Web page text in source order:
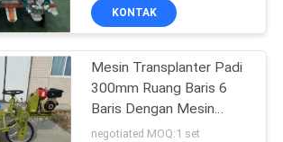
Penggilingan
KONTAK
Mesin Transplanter Padi
300mm Ruang Baris 6
Baris Dengan Mesin
Diesel
negotiated MOQ:1 set